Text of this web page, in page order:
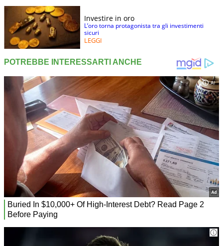
Investire in oro
L’oro torna protagonista tra gli investimenti
sicuri
LEGGI